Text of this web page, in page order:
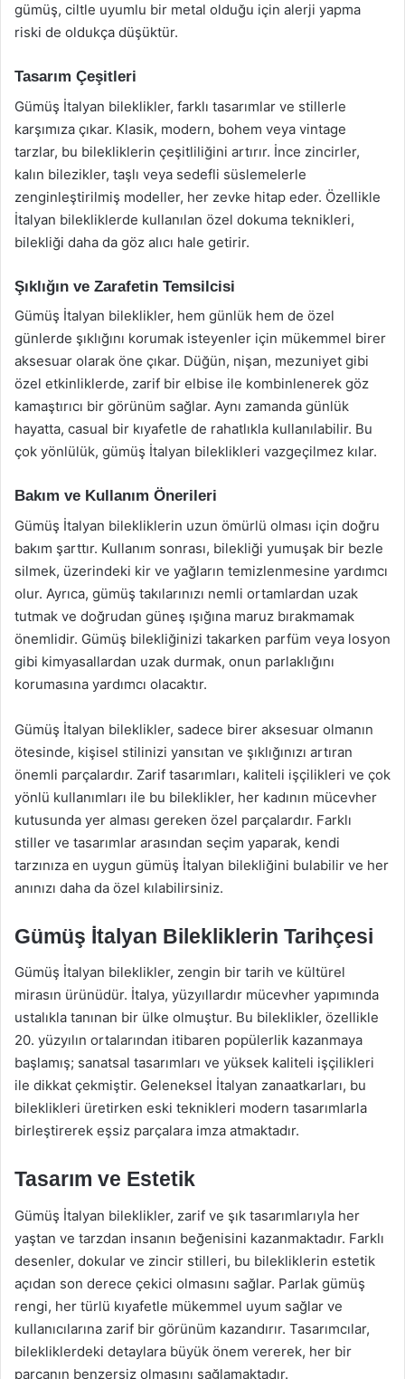
gümüş, ciltle uyumlu bir metal olduğu için alerji yapma
riski de oldukça düşüktür.
Tasarım Çeşitleri
Gümüş İtalyan bileklikler, farklı tasarımlar ve stillerle
karşımıza çıkar. Klasik, modern, bohem veya vintage
tarzlar, bu bilekliklerin çeşitliliğini artırır. İnce zincirler,
kalın bilezikler, taşlı veya sedefli süslemelerle
zenginleştirilmiş modeller, her zevke hitap eder. Özellikle
İtalyan bilekliklerde kullanılan özel dokuma teknikleri,
bilekliği daha da göz alıcı hale getirir.
Şıklığın ve Zarafetin Temsilcisi
Gümüş İtalyan bileklikler, hem günlük hem de özel
günlerde şıklığını korumak isteyenler için mükemmel birer
aksesuar olarak öne çıkar. Düğün, nişan, mezuniyet gibi
özel etkinliklerde, zarif bir elbise ile kombinlenerek göz
kamaştırıcı bir görünüm sağlar. Aynı zamanda günlük
hayatta, casual bir kıyafetle de rahatlıkla kullanılabilir. Bu
çok yönlülük, gümüş İtalyan bileklikleri vazgeçilmez kılar.
Bakım ve Kullanım Önerileri
Gümüş İtalyan bilekliklerin uzun ömürlü olması için doğru
bakım şarttır. Kullanım sonrası, bilekliği yumuşak bir bezle
silmek, üzerindeki kir ve yağların temizlenmesine yardımcı
olur. Ayrıca, gümüş takılarınızı nemli ortamlardan uzak
tutmak ve doğrudan güneş ışığına maruz bırakmamak
önemlidir. Gümüş bilekliğinizi takarken parfüm veya losyon
gibi kimyasallardan uzak durmak, onun parlaklığını
korumasına yardımcı olacaktır.
Gümüş İtalyan bileklikler, sadece birer aksesuar olmanın
ötesinde, kişisel stilinizi yansıtan ve şıklığınızı artıran
önemli parçalardır. Zarif tasarımları, kaliteli işçilikleri ve çok
yönlü kullanımları ile bu bileklikler, her kadının mücevher
kutusunda yer alması gereken özel parçalardır. Farklı
stiller ve tasarımlar arasından seçim yaparak, kendi
tarzınıza en uygun gümüş İtalyan bilekliğini bulabilir ve her
anınızı daha da özel kılabilirsiniz.
Gümüş İtalyan Bilekliklerin Tarihçesi
Gümüş İtalyan bileklikler, zengin bir tarih ve kültürel
mirasın ürünüdür. İtalya, yüzyıllardır mücevher yapımında
ustalıkla tanınan bir ülke olmuştur. Bu bileklikler, özellikle
20. yüzyılın ortalarından itibaren popülerlik kazanmaya
başlamış; sanatsal tasarımları ve yüksek kaliteli işçilikleri
ile dikkat çekmiştir. Geleneksel İtalyan zanaatkarları, bu
bileklikleri üretirken eski teknikleri modern tasarımlarla
birleştirerek eşsiz parçalara imza atmaktadır.
Tasarım ve Estetik
Gümüş İtalyan bileklikler, zarif ve şık tasarımlarıyla her
yaştan ve tarzdan insanın beğenisini kazanmaktadır. Farklı
desenler, dokular ve zincir stilleri, bu bilekliklerin estetik
açıdan son derece çekici olmasını sağlar. Parlak gümüş
rengi, her türlü kıyafetle mükemmel uyum sağlar ve
kullanıcılarına zarif bir görünüm kazandırır. Tasarımcılar,
bilekliklerdeki detaylara büyük önem vererek, her bir
parçanın benzersiz olmasını sağlamaktadır.